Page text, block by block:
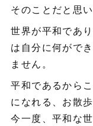
そのことだと思い
世界が平和であ
は自分に何がで
ません。
平和であるから
になれる、お散歩
今一度、平和な